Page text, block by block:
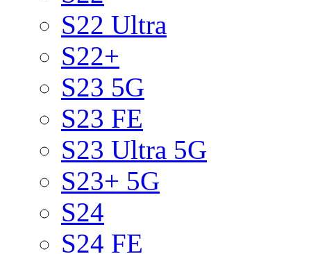
S22 Ultra
S22+
S23 5G
S23 FE
S23 Ultra 5G
S23+ 5G
S24
S24 FE